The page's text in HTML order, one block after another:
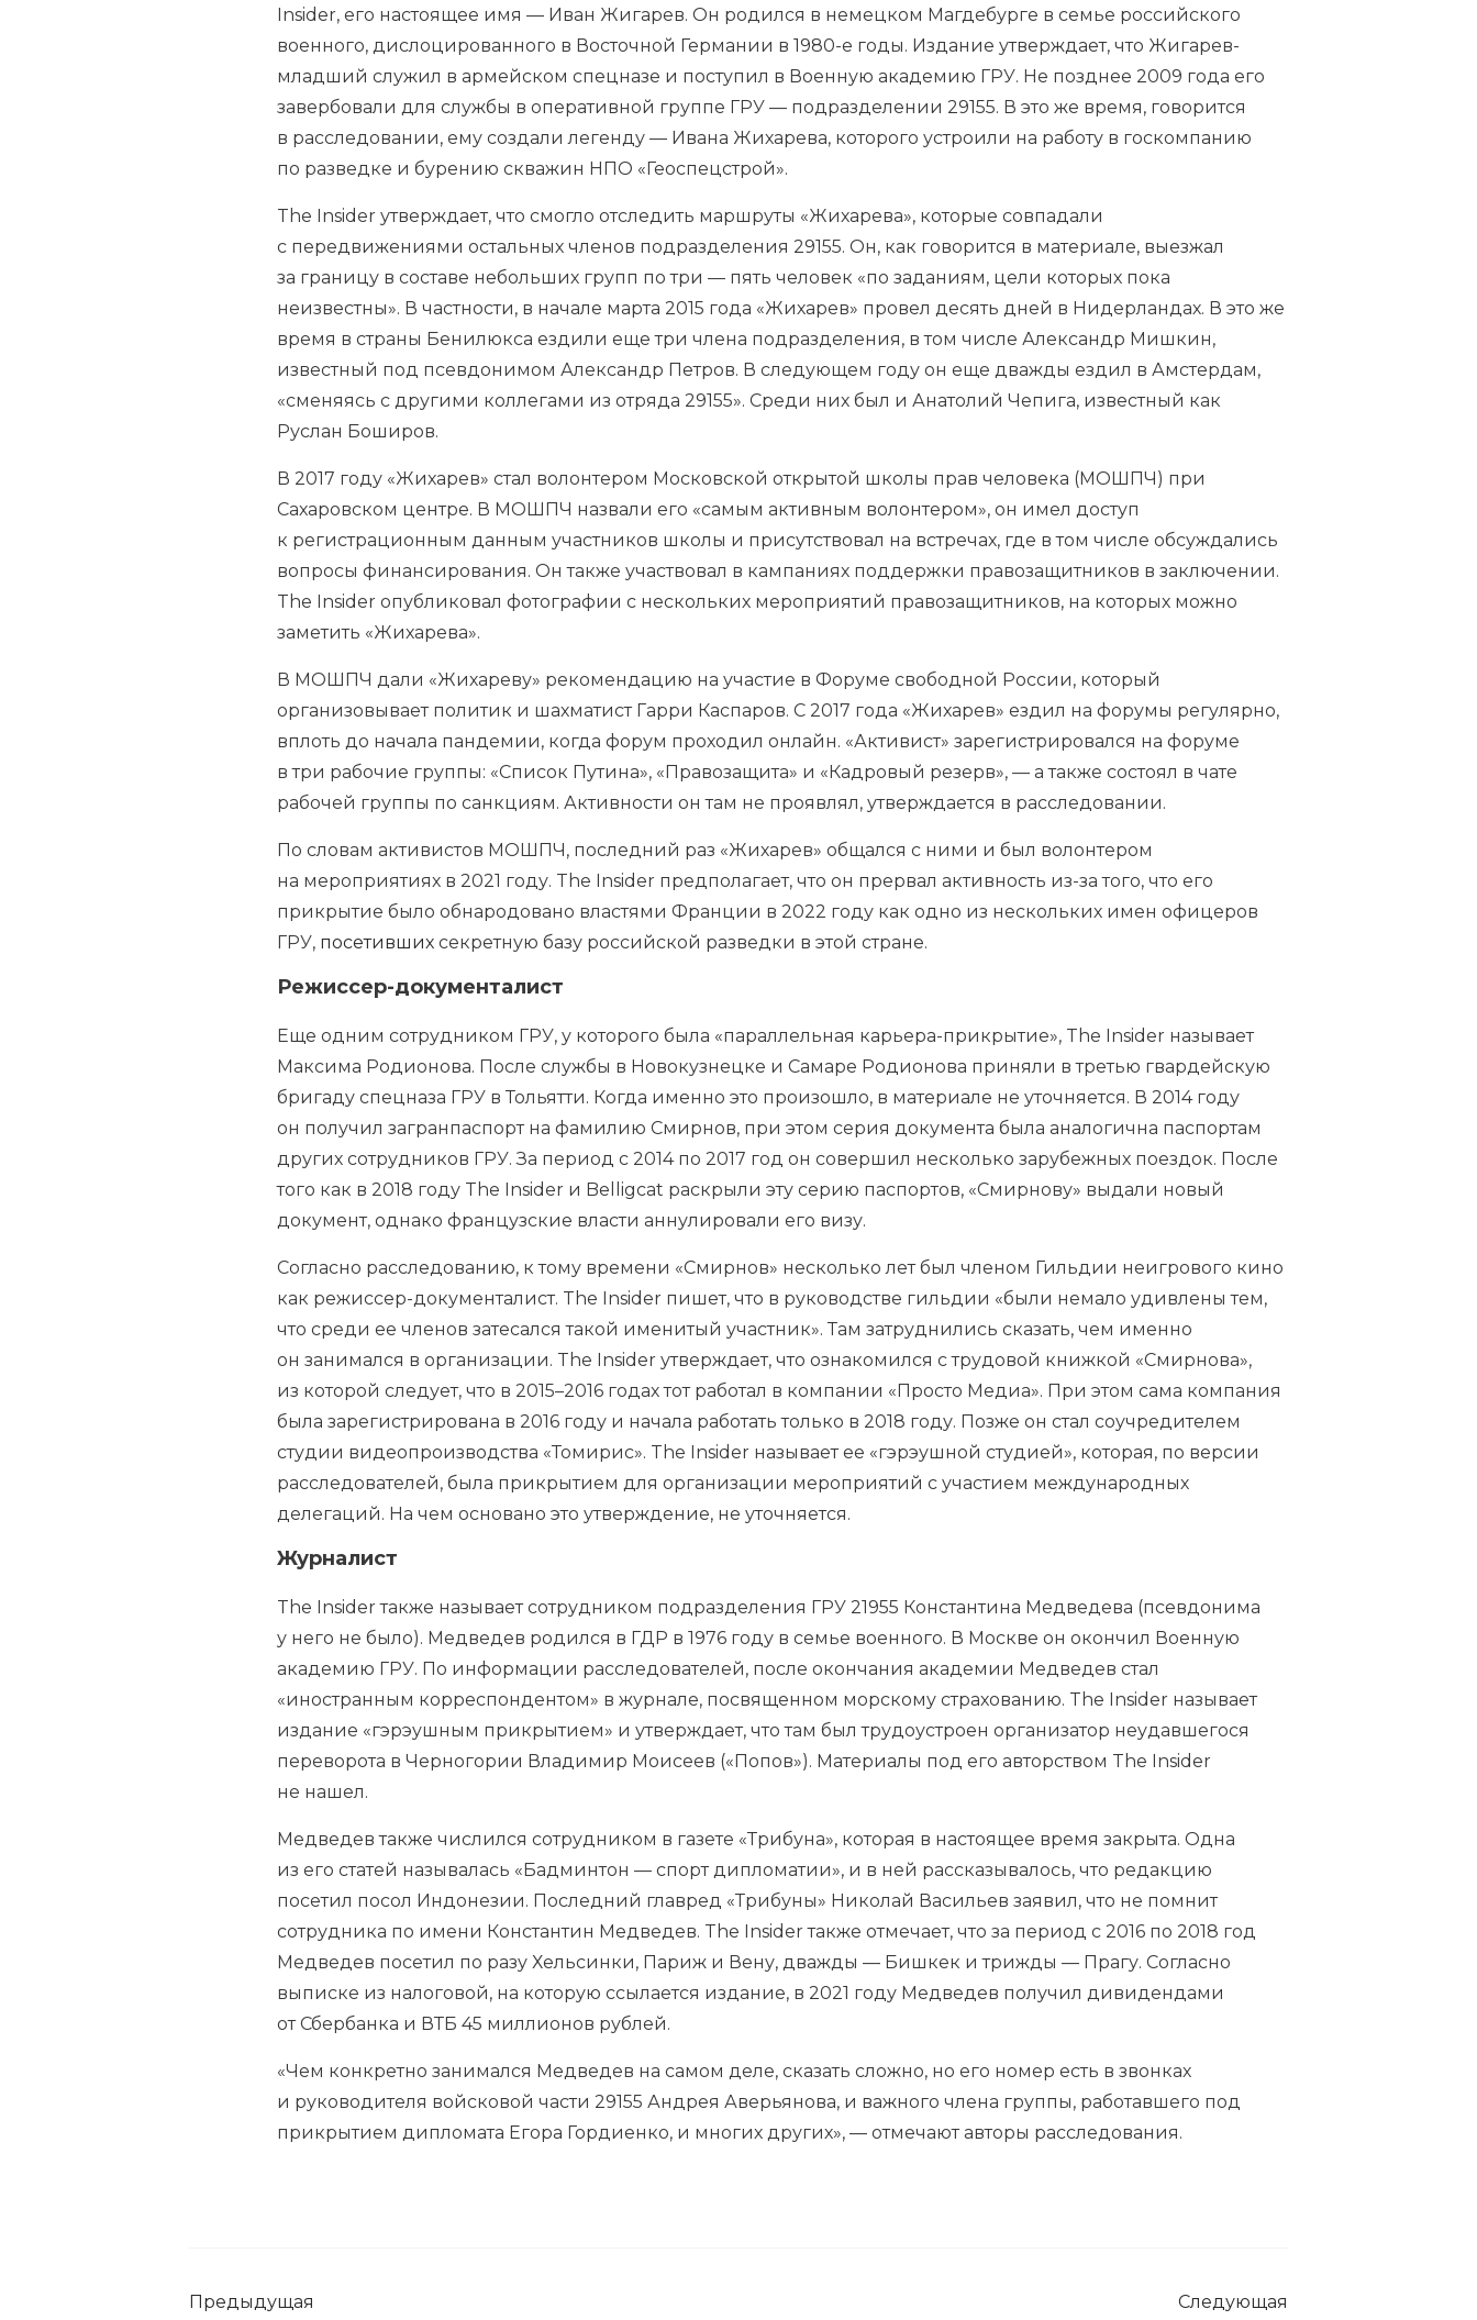
Insider, его настоящее имя — Иван Жигарев. Он родился в немецком Магдебурге в семье российского
военного, дислоцированного в Восточной Германии в 1980-е годы. Издание утверждает, что Жигарев-
младший служил в армейском спецназе и поступил в Военную академию ГРУ. Не позднее 2009 года его
завербовали для службы в оперативной группе ГРУ — подразделении 29155. В это же время, говорится
в расследовании, ему создали легенду — Ивана Жихарева, которого устроили на работу в госкомпанию
по разведке и бурению скважин НПО «Геоспецстрой».
The Insider утверждает, что смогло отследить маршруты «Жихарева», которые совпадали
с передвижениями остальных членов подразделения 29155. Он, как говорится в материале, выезжал
за границу в составе небольших групп по три — пять человек «по заданиям, цели которых пока
неизвестны». В частности, в начале марта 2015 года «Жихарев» провел десять дней в Нидерландах. В это же
время в страны Бенилюкса ездили еще три члена подразделения, в том числе Александр Мишкин,
известный под псевдонимом Александр Петров. В следующем году он еще дважды ездил в Амстердам,
«сменяясь с другими коллегами из отряда 29155». Среди них был и Анатолий Чепига, известный как
Руслан Боширов.
В 2017 году «Жихарев» стал волонтером Московской открытой школы прав человека (МОШПЧ) при
Сахаровском центре. В МОШПЧ назвали его «самым активным волонтером», он имел доступ
к регистрационным данным участников школы и присутствовал на встречах, где в том числе обсуждались
вопросы финансирования. Он также участвовал в кампаниях поддержки правозащитников в заключении.
The Insider опубликовал фотографии с нескольких мероприятий правозащитников, на которых можно
заметить «Жихарева».
В МОШПЧ дали «Жихареву» рекомендацию на участие в Форуме свободной России, который
организовывает политик и шахматист Гарри Каспаров. С 2017 года «Жихарев» ездил на форумы регулярно,
вплоть до начала пандемии, когда форум проходил онлайн. «Активист» зарегистрировался на форуме
в три рабочие группы: «Список Путина», «Правозащита» и «Кадровый резерв», — а также состоял в чате
рабочей группы по санкциям. Активности он там не проявлял, утверждается в расследовании.
По словам активистов МОШПЧ, последний раз «Жихарев» общался с ними и был волонтером
на мероприятиях в 2021 году. The Insider предполагает, что он прервал активность из-за того, что его
прикрытие было обнародовано властями Франции в 2022 году как одно из нескольких имен офицеров
ГРУ, посетивших секретную базу российской разведки в этой стране.
Режиссер-документалист
Еще одним сотрудником ГРУ, у которого была «параллельная карьера-прикрытие», The Insider называет
Максима Родионова. После службы в Новокузнецке и Самаре Родионова приняли в третью гвардейскую
бригаду спецназа ГРУ в Тольятти. Когда именно это произошло, в материале не уточняется. В 2014 году
он получил загранпаспорт на фамилию Смирнов, при этом серия документа была аналогична паспортам
других сотрудников ГРУ. За период с 2014 по 2017 год он совершил несколько зарубежных поездок. После
того как в 2018 году The Insider и Belligcat раскрыли эту серию паспортов, «Смирнову» выдали новый
документ, однако французские власти аннулировали его визу.
Согласно расследованию, к тому времени «Смирнов» несколько лет был членом Гильдии неигрового кино
как режиссер-документалист. The Insider пишет, что в руководстве гильдии «были немало удивлены тем,
что среди ее членов затесался такой именитый участник». Там затруднились сказать, чем именно
он занимался в организации. The Insider утверждает, что ознакомился с трудовой книжкой «Смирнова»,
из которой следует, что в 2015–2016 годах тот работал в компании «Просто Медиа». При этом сама компания
была зарегистрирована в 2016 году и начала работать только в 2018 году. Позже он стал соучредителем
студии видеопроизводства «Томирис». The Insider называет ее «гэрэушной студией», которая, по версии
расследователей, была прикрытием для организации мероприятий с участием международных
делегаций. На чем основано это утверждение, не уточняется.
Журналист
The Insider также называет сотрудником подразделения ГРУ 21955 Константина Медведева (псевдонима
у него не было). Медведев родился в ГДР в 1976 году в семье военного. В Москве он окончил Военную
академию ГРУ. По информации расследователей, после окончания академии Медведев стал
«иностранным корреспондентом» в журнале, посвященном морскому страхованию. The Insider называет
издание «гэрэушным прикрытием» и утверждает, что там был трудоустроен организатор неудавшегося
переворота в Черногории Владимир Моисеев («Попов»). Материалы под его авторством The Insider
не нашел.
Медведев также числился сотрудником в газете «Трибуна», которая в настоящее время закрыта. Одна
из его статей называлась «Бадминтон — спорт дипломатии», и в ней рассказывалось, что редакцию
посетил посол Индонезии. Последний главред «Трибуны» Николай Васильев заявил, что не помнит
сотрудника по имени Константин Медведев. The Insider также отмечает, что за период с 2016 по 2018 год
Медведев посетил по разу Хельсинки, Париж и Вену, дважды — Бишкек и трижды — Прагу. Согласно
выписке из налоговой, на которую ссылается издание, в 2021 году Медведев получил дивидендами
от Сбербанка и ВТБ 45 миллионов рублей.
«Чем конкретно занимался Медведев на самом деле, сказать сложно, но его номер есть в звонках
и руководителя войсковой части 29155 Андрея Аверьянова, и важного члена группы, работавшего под
прикрытием дипломата Егора Гордиенко, и многих других», — отмечают авторы расследования.
Предыдущая Следующая